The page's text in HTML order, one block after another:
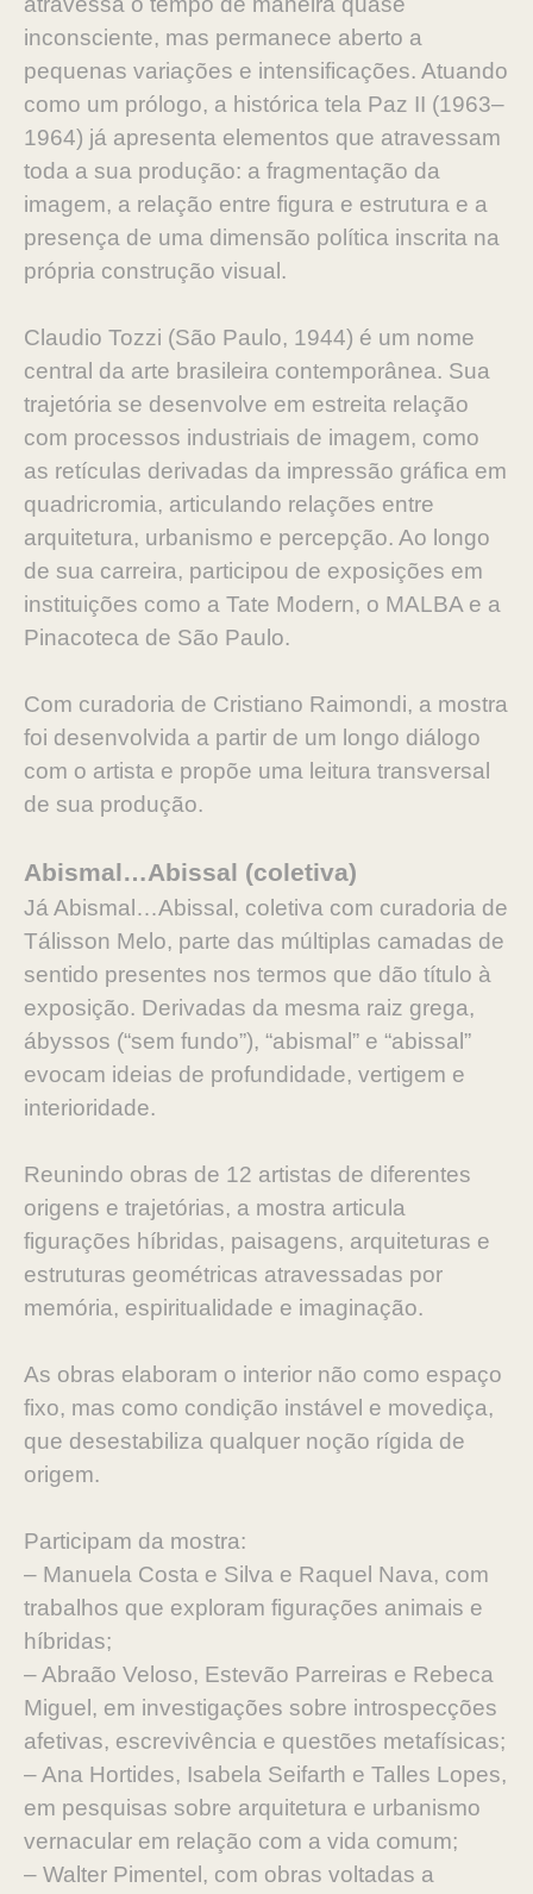
inconsciente, mas permanece aberto a
pequenas variações e intensificações. Atuando
como um prólogo, a histórica tela Paz II (1963–
1964) já apresenta elementos que atravessam
toda a sua produção: a fragmentação da
imagem, a relação entre figura e estrutura e a
presença de uma dimensão política inscrita na
própria construção visual.
Claudio Tozzi (São Paulo, 1944) é um nome
central da arte brasileira contemporânea. Sua
trajetória se desenvolve em estreita relação
com processos industriais de imagem, como
as retículas derivadas da impressão gráfica em
quadricromia, articulando relações entre
arquitetura, urbanismo e percepção. Ao longo
de sua carreira, participou de exposições em
instituições como a Tate Modern, o MALBA e a
Pinacoteca de São Paulo.
Com curadoria de Cristiano Raimondi, a mostra
foi desenvolvida a partir de um longo diálogo
com o artista e propõe uma leitura transversal
de sua produção.
Abismal…Abissal (coletiva)
Já Abismal…Abissal, coletiva com curadoria de
Tálisson Melo, parte das múltiplas camadas de
sentido presentes nos termos que dão título à
exposição. Derivadas da mesma raiz grega,
ábyssos (“sem fundo”), “abismal” e “abissal”
evocam ideias de profundidade, vertigem e
interioridade.
Reunindo obras de 12 artistas de diferentes
origens e trajetórias, a mostra articula
figurações híbridas, paisagens, arquiteturas e
estruturas geométricas atravessadas por
memória, espiritualidade e imaginação.
As obras elaboram o interior não como espaço
fixo, mas como condição instável e movediça,
que desestabiliza qualquer noção rígida de
origem.
Participam da mostra:
– Manuela Costa e Silva e Raquel Nava, com
trabalhos que exploram figurações animais e
híbridas;
– Abraão Veloso, Estevão Parreiras e Rebeca
Miguel, em investigações sobre introspecções
afetivas, escrevivência e questões metafísicas;
– Ana Hortides, Isabela Seifarth e Talles Lopes,
em pesquisas sobre arquitetura e urbanismo
vernacular em relação com a vida comum;
– Walter Pimentel, com obras voltadas a